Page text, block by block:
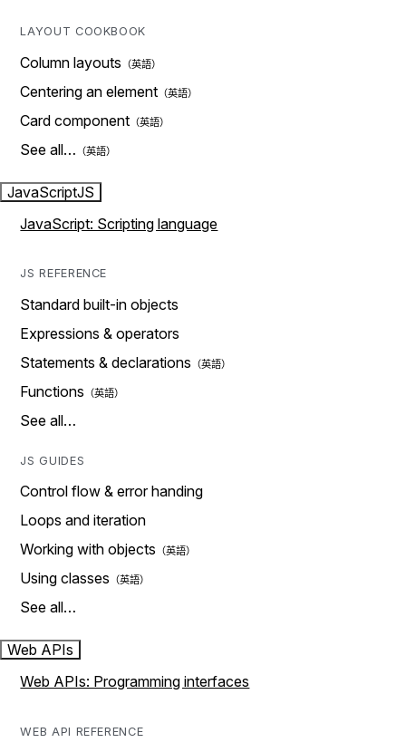
LAYOUT COOKBOOK
Column layouts
Centering an element
Card component
See all…
JavaScriptJS
JavaScript: Scripting language
JS REFERENCE
Standard built-in objects
Expressions & operators
Statements & declarations
Functions
See all…
JS GUIDES
Control flow & error handing
Loops and iteration
Working with objects
Using classes
See all…
Web APIs
Web APIs: Programming interfaces
WEB API REFERENCE